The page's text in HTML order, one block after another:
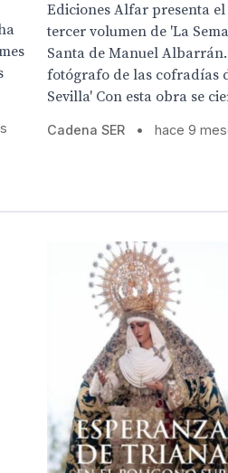
Ediciones Alfar presenta el
tercer volumen de 'La
Santa de Manuel
fotógrafo de las cofradías
Sevilla' Con esta obra se
Cadena SER • hace 9